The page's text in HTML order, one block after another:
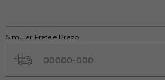
Simular Frete e Prazo